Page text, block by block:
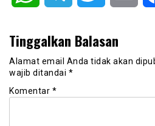
Tinggalkan Balasan
Alamat email Anda tidak akan
wajib ditandai *
Komentar *